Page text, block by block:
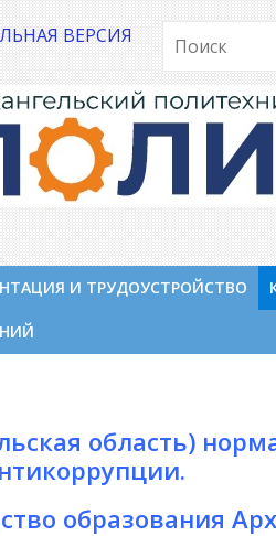
ВЕРСИЯ
И ТРУДОУСТРОЙСТВО
область)
образования